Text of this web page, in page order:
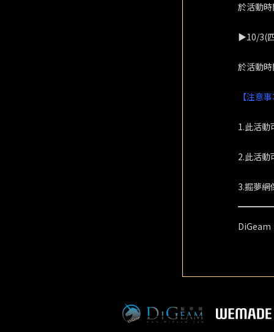
於活動
▶10/3(
於活動
【注意
1.此活
2.此活動
3.掘夢網
DiGeam